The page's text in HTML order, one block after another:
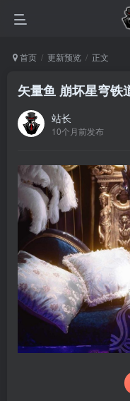
首页 更新预览 正文
矢量鱼 崩坏星穹铁
站长
10个月前发布